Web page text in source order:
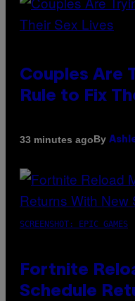
Couples Are
Rule to Fix
33 minutes agoBy
SCREENSHOT: EPIC GAMES
Fortnite
Schedule